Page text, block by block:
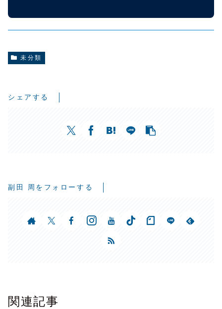
未分類
シェアする
副田 周をフォローする
関連記事